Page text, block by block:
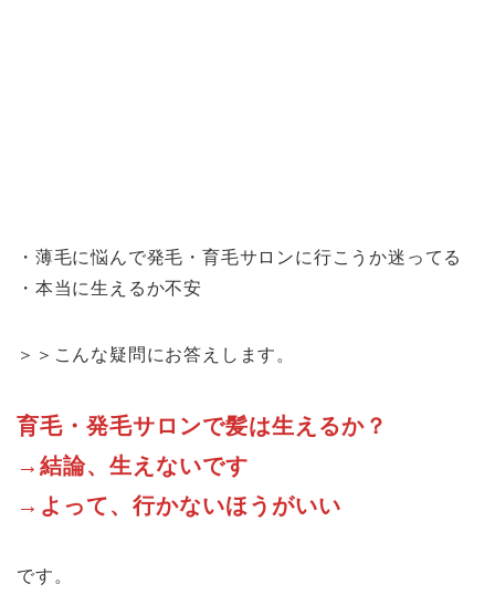
・薄毛に悩んで発毛・育毛サロンに行こうか迷ってる
・本当に生えるか不安
＞＞こんな疑問にお答えします。
育毛・発毛サロンで髪は生えるか？
→結論、生えないです
→よって、行かないほうがいい
です。